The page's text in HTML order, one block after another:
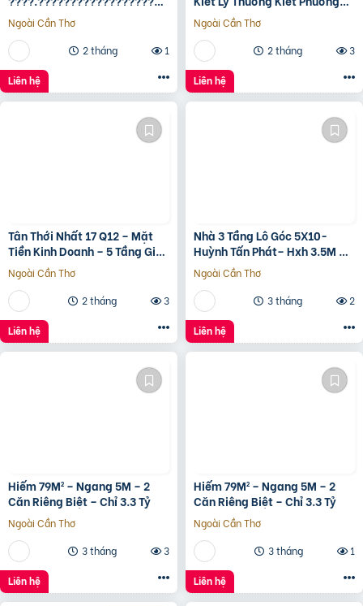
???????????????? ????
ộ???? ????????ấ????, ????
ó???? ???? ????ặ????
????????ề????
????????????, ????????á
????.???? ????ỷ
Ngoài Cần Thơ
2 tháng
1
Liên hệ
nam Đông Hà Quảng Trị
Ngoài Cần Thơ
2 tháng
3
Liên hệ
Tân Thới Nhất 17 Q12 – Mặt
Tiền Kinh Doanh – 5 Tầng Giá
13.6 Tỷ
Ngoài Cần Thơ
2 tháng
3
Liên hệ
Nhà 3 Tầng Lô Góc 5X10-
Huỳnh Tấn Phát– Hxh 3.5M –
Kinh Doanh Tốt – Shr Hoàn
Công Đủ- Giá 3 Tỷ Hơn.
Ngoài Cần Thơ
3 tháng
2
Liên hệ
Hiếm 79M² – Ngang 5M – 2
Căn Riêng Biệt – Chỉ 3.3 Tỷ
Ngoài Cần Thơ
3 tháng
3
Liên hệ
Hiếm 79M² – Ngang 5M – 2
Căn Riêng Biệt – Chỉ 3.3 Tỷ
Ngoài Cần Thơ
3 tháng
1
Liên hệ